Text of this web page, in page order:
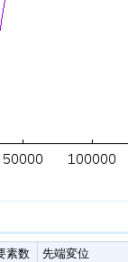
素数
先端変位